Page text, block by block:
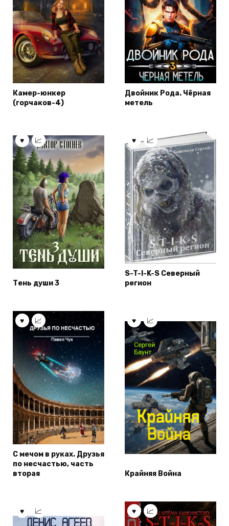
Камер-юнкер
(горчаков-4)
Двойник Рода. Чёрная
метель
Тень души 3
S-T-I-K-S Северный
регион
С мечом в руках. Друзья
по несчастью, часть
вторая
Крайняя Война